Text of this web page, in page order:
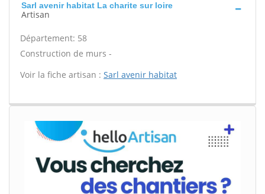
Sarl avenir habitat La charite sur loire
Artisan
Département: 58
Construction de murs -
Voir la fiche artisan : Sarl avenir habitat